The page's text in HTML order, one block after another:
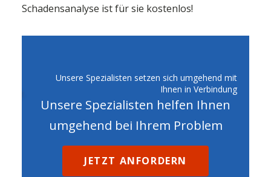
Schadensanalyse ist für sie kostenlos!
Unsere Spezialisten setzen sich umgehend mit
Ihnen in Verbindung
Unsere Spezialisten helfen Ihnen
umgehend bei Ihrem Problem
JETZT ANFORDERN